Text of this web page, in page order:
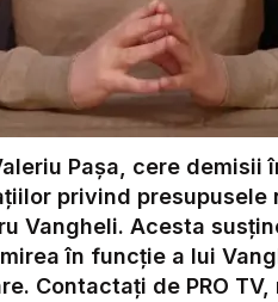
Pașa, cere
privind presupusele
Vangheli. Acesta
în funcție a lui
Contactați de PRO